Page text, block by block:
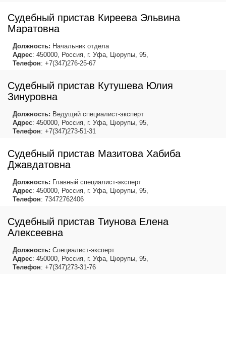
Судебный пристав Киреева Эльвина
Маратовна
Должность: Начальник отдела
Адрес: 450000, Россия, г. Уфа, Цюрупы, 95,
Телефон: +7(347)276-25-67
Судебный пристав Кутушева Юлия
Зинуровна
Должность: Ведущий специалист-эксперт
Адрес: 450000, Россия, г. Уфа, Цюрупы, 95,
Телефон: +7(347)273-51-31
Судебный пристав Мазитова Хабиба
Джавдатовна
Должность: Главный специалист-эксперт
Адрес: 450000, Россия, г. Уфа, Цюрупы, 95,
Телефон: 73472762406
Судебный пристав Тиунова Елена
Алексеевна
Должность: Специалист-эксперт
Адрес: 450000, Россия, г. Уфа, Цюрупы, 95,
Телефон: +7(347)273-31-76